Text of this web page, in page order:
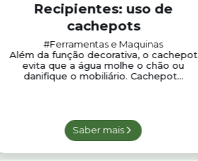
Recipientes: uso de
cachepots
#Ferramentas e Maquinas
Além da função decorativa, o cachepot
evita que a água molhe o chão ou
danifique o mobiliário. Cachepot...
Saber mais